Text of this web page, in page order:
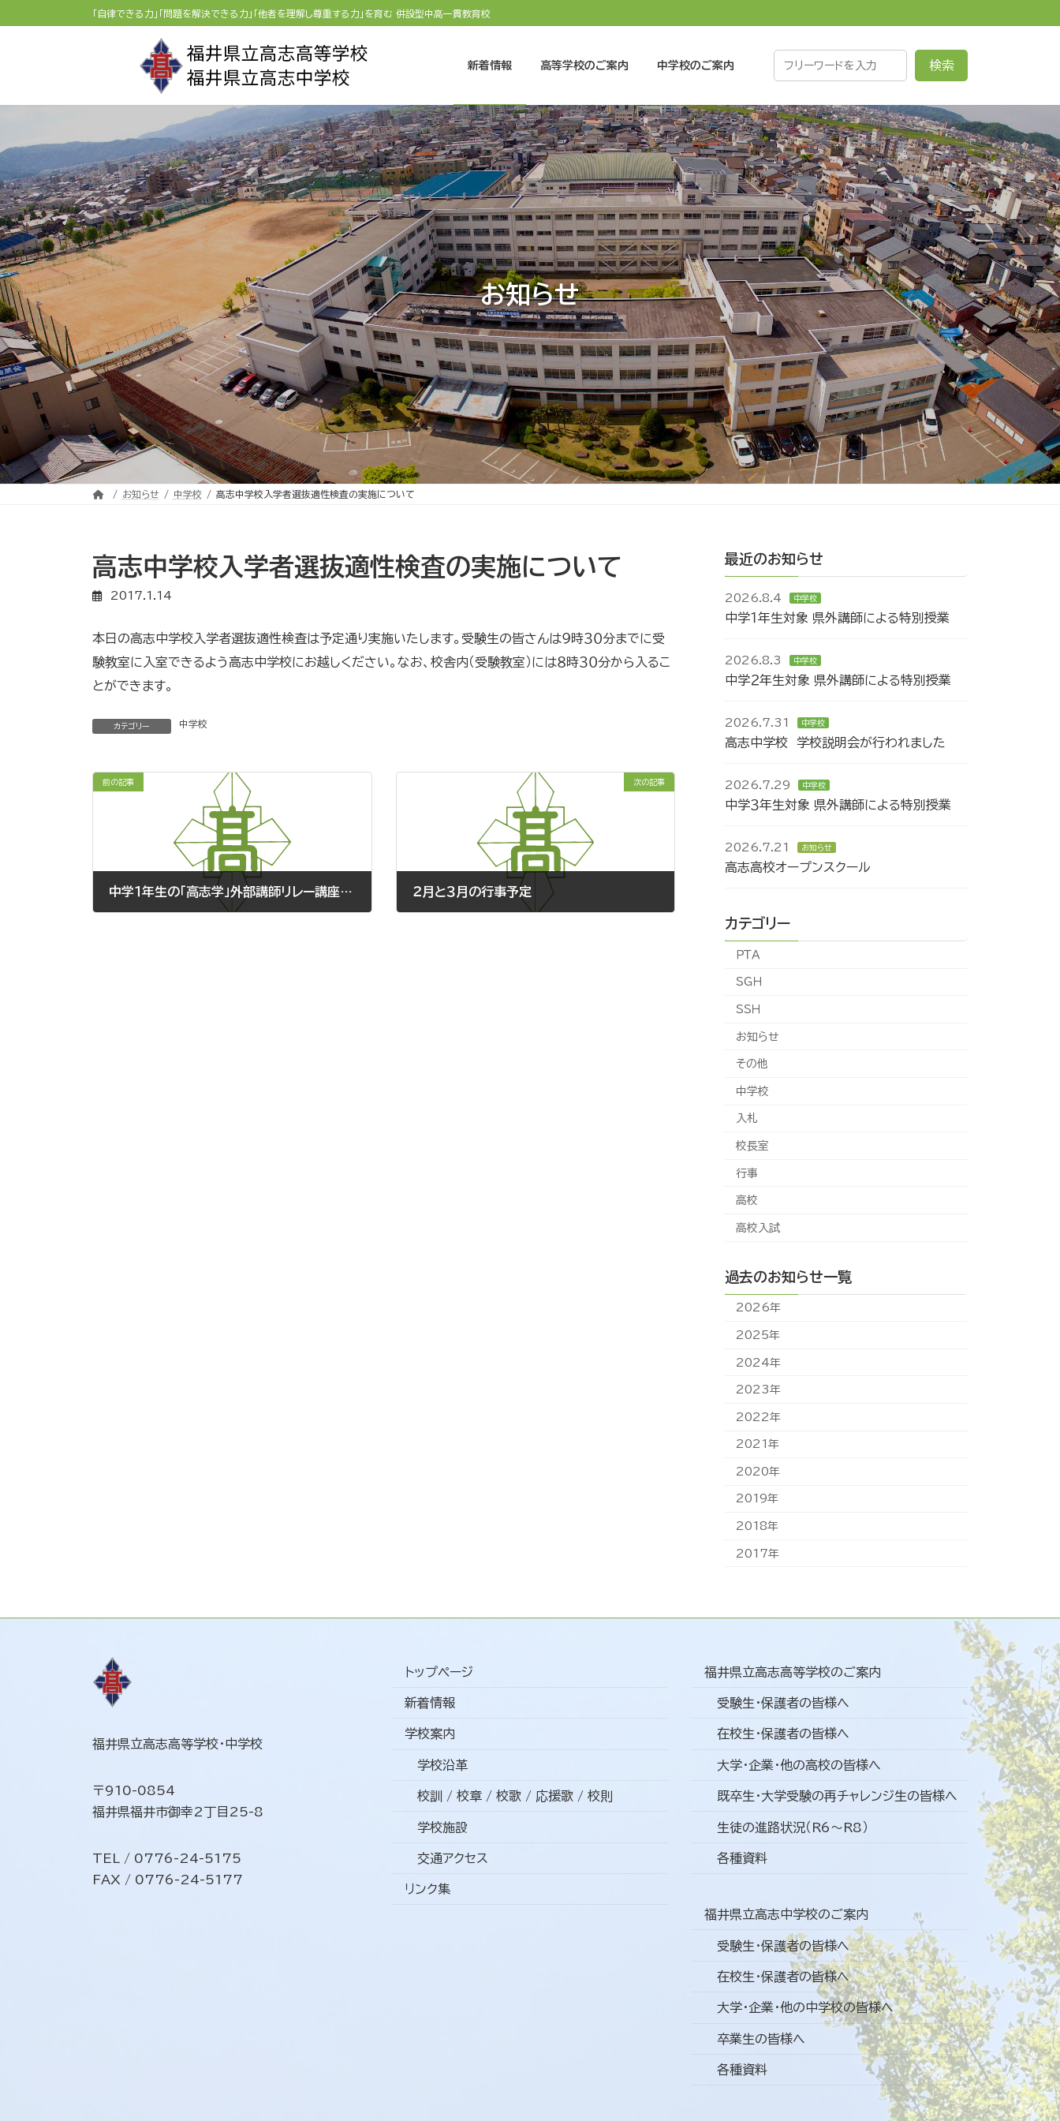
ッ
移
「自律できる力」「問題を解決できる力」「他者を理解し尊重する力」を育む 併設型中高一貫教育校
新着情報 高等学校のご案内 中学校のご案内 検索
お知らせ
お知らせ 中学校 高志中学校入学者選抜適性検査の実施について
高志中学校入学者選抜適性検査の実施について
2017.1.14
本日の高志中学校入学者選抜適性検査は予定通り実施いたします。受験生の皆さんは９時３０分までに受
験教室に入室できるよう高志中学校にお越しください。なお、校舎内（受験教室）には８時３０分から入るこ
とができます。
カテゴリー 中学校
前の記事
中学１年生の「高志学」外部講師リレー講座（第４回）が行われました
次の記事
２月と３月の行事予定
最近のお知らせ
2026.8.4 中学校
中学１年生対象 県外講師による特別授業
2026.8.3 中学校
中学２年生対象 県外講師による特別授業
2026.7.31 中学校
高志中学校 学校説明会が行われました
2026.7.29 中学校
中学３年生対象 県外講師による特別授業
2026.7.21 お知らせ
高志高校オープンスクール
カテゴリー
ＰＴＡ
ＳＧＨ
ＳＳＨ
お知らせ
その他
中学校
入札
校長室
行事
高校
高校入試
過去のお知らせ一覧
2026年
2025年
2024年
2023年
2022年
2021年
2020年
2019年
2018年
2017年
福井県立高志高等学校・中学校
〒910-0854
福井県福井市御幸2丁目25-8
TEL / 0776-24-5175
FAX / 0776-24-5177
トップページ
新着情報
学校案内
学校沿革
校訓 / 校章 / 校歌 / 応援歌 / 校則
学校施設
交通アクセス
リンク集
福井県立高志高等学校のご案内
受験生・保護者の皆様へ
在校生・保護者の皆様へ
大学・企業・他の高校の皆様へ
既卒生・大学受験の再チャレンジ生の皆様へ
生徒の進路状況（R6～R8）
各種資料
福井県立高志中学校のご案内
受験生・保護者の皆様へ
在校生・保護者の皆様へ
大学・企業・他の中学校の皆様へ
卒業生の皆様へ
各種資料